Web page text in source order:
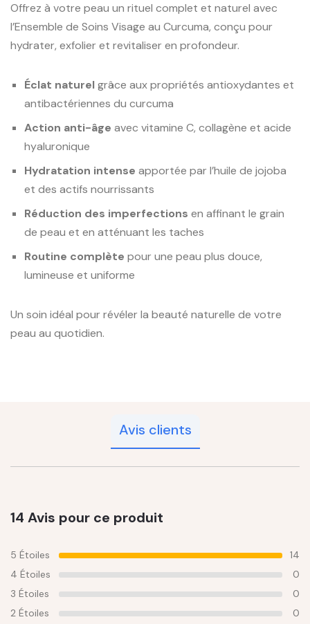
Offrez à votre peau un rituel complet et naturel avec
l’Ensemble de Soins Visage au Curcuma, conçu pour
hydrater, exfolier et revitaliser en profondeur.
Éclat naturelgrâce aux propriétés antioxydantes et
antibactériennes du curcuma
Action anti-âge avec vitamine C, collagène et acide
hyaluronique
Hydratation intense apportée par l’huile de jojoba
et des actifs nourrissants
Réduction des imperfections en affinant le grain
de peau et en atténuant les taches
Routine complète pour une peau plus douce,
lumineuse et uniforme
Un soin idéal pour révéler la beauté naturelle de votre
peau au quotidien.
Avis clients
14 Avis pour ce produit
5 Étoiles
14
4 Étoiles
0
3 Étoiles
0
2 Étoiles
0